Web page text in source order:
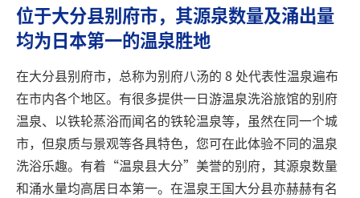
关闭
位于大分县别府市，其源泉数量及涌出量
均为日本第一的温泉胜地
在大分县别府市，总称为别府八汤的 8 处代表性温泉遍布
在市内各个地区。有很多提供一日游温泉洗浴旅馆的别府
温泉、以铁轮蒸浴而闻名的铁轮温泉等，虽然在同一个城
市，但泉质与景观等各具特色，您可在此体验不同的温泉
洗浴乐趣。有着“温泉县大分”美誉的别府，其源泉数量
和涌水量均高居日本第一。在温泉王国大分县亦赫赫有名